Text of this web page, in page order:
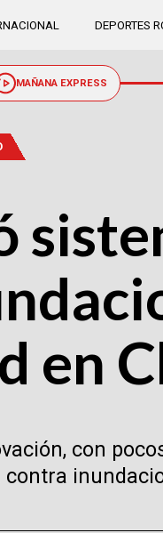
DEPORTES
MAÑANA EXPRESS
en
con